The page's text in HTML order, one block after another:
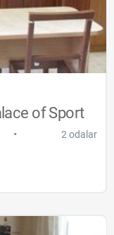
of Sport
• 2 odalar